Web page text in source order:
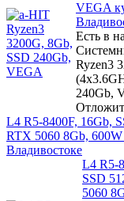
VEGA
Есть в
Ryzen3
240Gb,
L4 R5-8400F, 16Gb,
RTX 5060 8Gb,
Владивостоке
L4 R5-
SSD
5060